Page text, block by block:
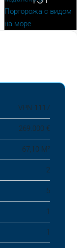
VPN-1117
269.000 €
67,10 М²
2
5
1
1